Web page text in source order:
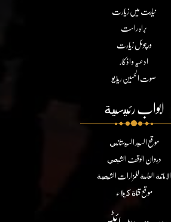
نیابت میں زیارت
براہ راست
ورچوئل زیارت
ادعیہ و اذکار
صوت الحسین ریڈیو
ابواب رئيسية
موقع السيد السيستاني
ديوان الوقف الشيعي
الامانة العامة للمزارات الشيعية
موقع قناة كربلاء